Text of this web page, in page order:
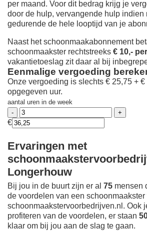
per maand. Voor dit bedrag krijg je
door de hulp, vervangende hulp indien
gedurende de hele looptijd van je
Naast het schoonmaakabonnement
schoonmaakster rechtstreeks € 10,-
vakantietoeslag zit daar al bij
Eenmalige vergoeding
Onze vergoeding is slechts € 25,75 + €
opgegeven uur.
aantal uren in de week
€
Ervaringen met
Longerhouw
Bij jou in de buurt zijn er al 75 mensen
de voordelen van een schoonmaakster
schoonmaakstervoorbedrijven.nl. Ook
profiteren van de voordelen, er staan
klaar om bij jou aan de slag te gaan.